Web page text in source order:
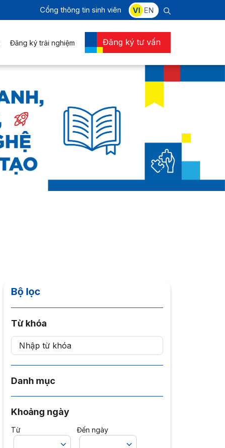
Cổng thông tin sinh viên VI EN
Đăng ký trải nghiệm Đăng ký tư vấn
Bộ lọc
Từ khóa
Danh mục
Khoảng ngày
Từ Đến ngày